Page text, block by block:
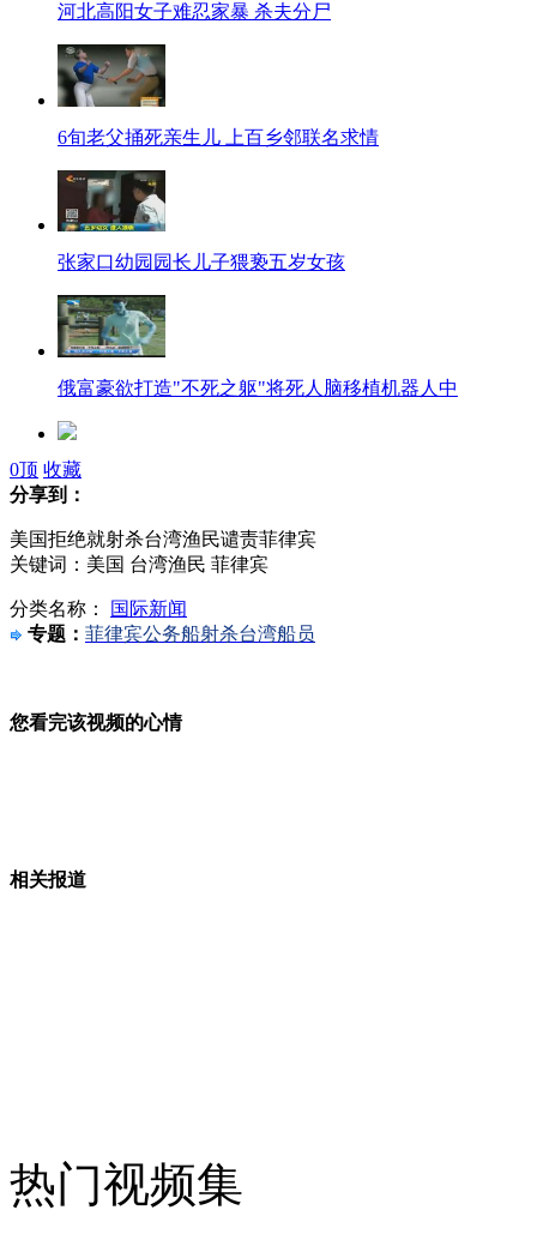
河北高阳女子难忍家暴 杀夫分尸
6旬老父捅死亲生儿 上百乡邻联名求情
张家口幼园园长儿子猥亵五岁女孩
俄富豪欲打造"不死之躯"将死人脑移植机器人中
男子持刀抢劫扔下200元称“封口费”
小偷入室盗窃被追 跳墙装艾滋病
0顶 收藏
分享到：
美国拒绝就射杀台湾渔民谴责菲律宾
关键词：美国 台湾渔民 菲律宾
分类名称：
国际新闻
专题： 菲律宾公务船射杀台湾船员
您看完该视频的心情
相关报道
热门视频集